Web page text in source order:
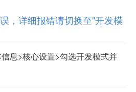
，详细报错请切换至"开发模
息>核心设置>勾选开发模式并